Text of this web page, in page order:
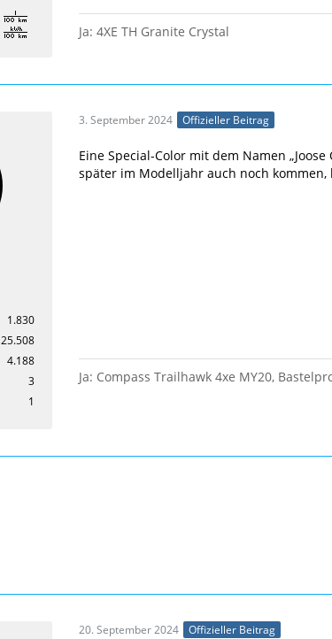
Ja: 4XE TH Granite Crystal
1.830
25.508
4.188
3
1
3. September 2024 Offizieller Beitrag
Eine Special-Color mit dem Namen
später im Modelljahr auch noch
Ja: Compass Trailhawk 4xe MY20,
20. September 2024 Offizieller Beitrag